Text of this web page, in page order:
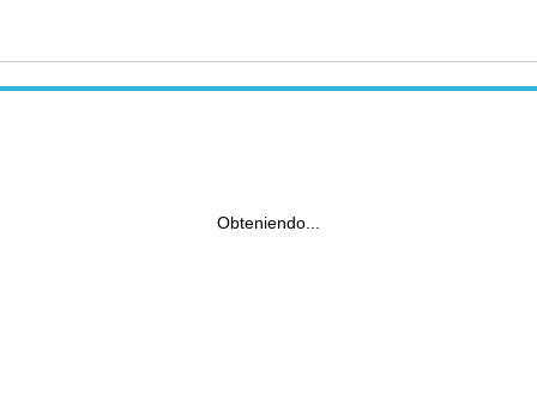
Obteniendo...